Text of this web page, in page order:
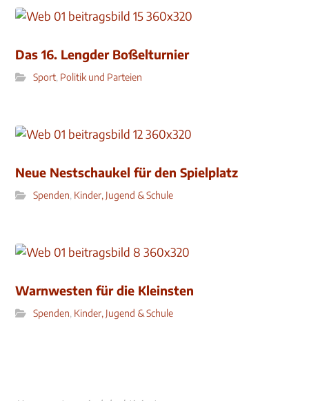
Das 16. Lengder Boßelturnier
Sport, Politik und Parteien
Neue Nestschaukel für den Spielplatz
Spenden, Kinder, Jugend & Schule
Warnwesten für die Kleinsten
Spenden, Kinder, Jugend & Schule